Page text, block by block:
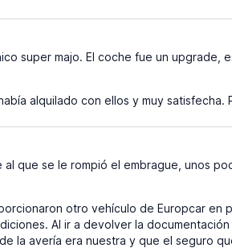
super majo. El coche fue un upgrade,
alquilado con ellos y muy satisfecha.
al que se le rompió el embrague, unos
otro vehículo de Europcar en
Al ir a devolver la
la avería era nuestra y que el seguro